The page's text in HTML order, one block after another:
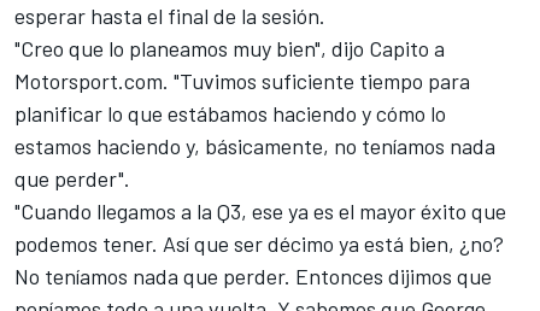
esperar hasta el final de la sesión.
"Creo que lo planeamos muy bien", dijo Capito a
Motorsport.com. "Tuvimos suficiente tiempo para
planificar lo que estábamos haciendo y cómo lo
estamos haciendo y, básicamente, no teníamos nada
que perder".
"Cuando llegamos a la Q3, ese ya es el mayor éxito que
podemos tener. Así que ser décimo ya está bien, ¿no?
No teníamos nada que perder. Entonces dijimos que